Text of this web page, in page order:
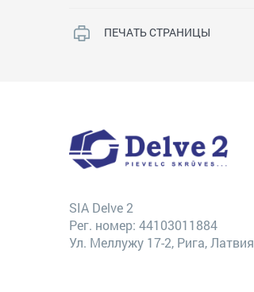
ПЕЧАТЬ СТРАНИЦЫ
SIA Delve 2
Рег. номер: 44103011884
Ул. Меллужу 17-2, Рига, Латвия